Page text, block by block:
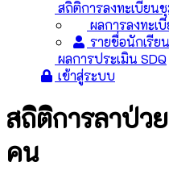
สถิติการลงทะเบียน
ผลการลงทะเ
รายชื่อนักเรีย
ผลการประเมิน SDQ
เข้าสู่ระบบ
สถิติการลาป่ว
คน